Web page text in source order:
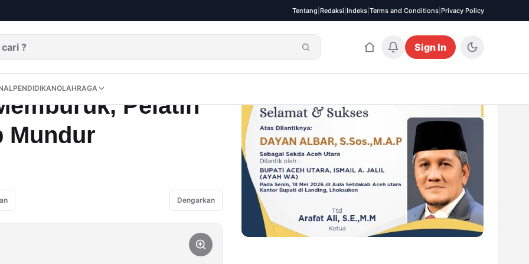
Tentang Redaksi Indeks Terms and Conditions Privacy Policy
OPININUSANTARAINTERNASIONALPENDIDIKANOLAHRAGA
Sign In
PENDIDIKANOLAHRAGA
Newcastle Siap Mundur
Pelatih
Mundur
Dengarkan